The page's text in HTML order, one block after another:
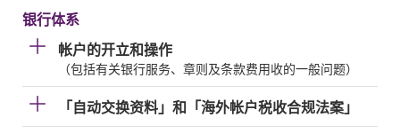
银行体系
帐户的开立和操作
（包括有关银行服务、章则及条款费用收的一般问题）
「自动交换资料」和「海外帐户税收合规法案」